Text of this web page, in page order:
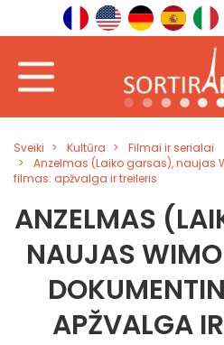
Sveiki Kultūra
Filmai ir serialai
Anzelmas (Laiko garsas), naujas
filmas: apžvalga ir treileris
ANZELMAS
NAUJAS
APŽVALGA